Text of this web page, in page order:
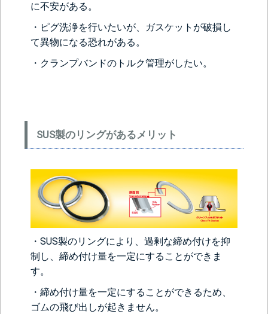
に不安がある。
・ピグ洗浄を行いたいが、ガスケットが破損し
て異物になる恐れがある。
・クランプバンドのトルク管理がしたい。
SUS製のリングがあるメリット
・SUS製のリングにより、過剰な締め付けを抑
制し、締め付け量を一定にすることができま
す。
・締め付け量を一定にすることができるため、
ゴムの飛び出しが起きません。